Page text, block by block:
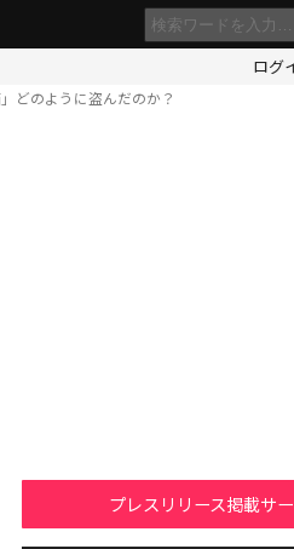
ログ
どのように盗んだのか？
プレスリリース掲載サ